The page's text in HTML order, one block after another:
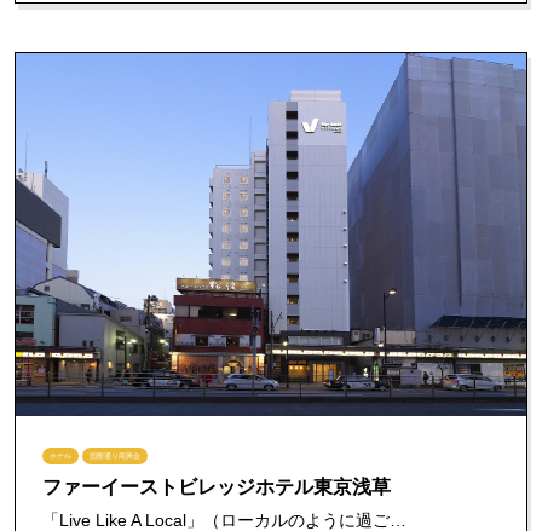
ホテル 国際通り商興会
ファーイーストビレッジホテル東京浅草
「Live Like A Local」（ローカルのように過ご…